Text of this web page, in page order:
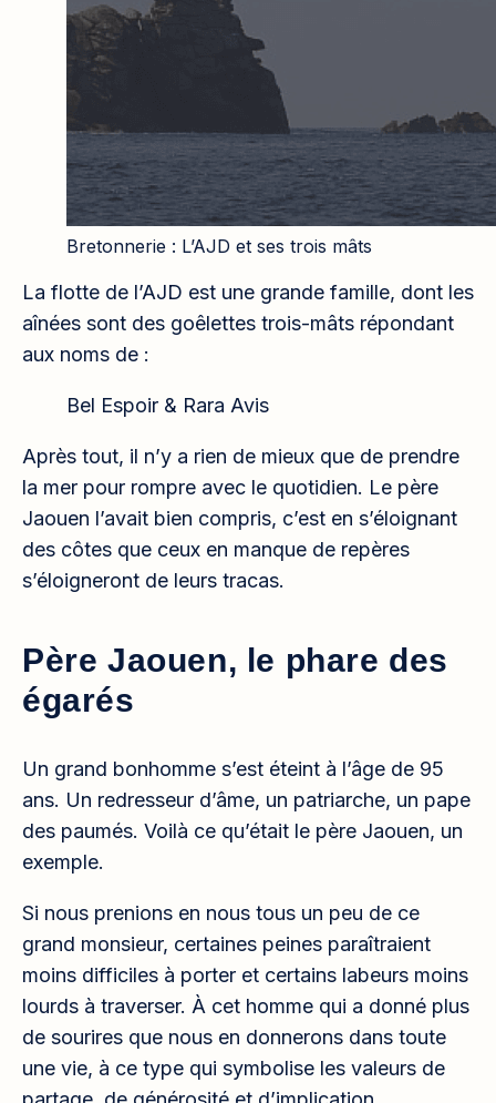
Bretonnerie : L’AJD et ses trois mâts
La flotte de l’AJD est une grande famille, dont les
aînées sont des goêlettes trois-mâts répondant
aux noms de :
Bel Espoir & Rara Avis
Après tout, il n’y a rien de mieux que de prendre
la mer pour rompre avec le quotidien. Le père
Jaouen l’avait bien compris, c’est en s’éloignant
des côtes que ceux en manque de repères
s’éloigneront de leurs tracas.
Père Jaouen, le phare des
égarés
Un grand bonhomme s’est éteint à l’âge de 95
ans. Un redresseur d’âme, un patriarche, un pape
des paumés. Voilà ce qu’était le père Jaouen, un
exemple.
Si nous prenions en nous tous un peu de ce
grand monsieur, certaines peines paraîtraient
moins difficiles à porter et certains labeurs moins
lourds à traverser. À cet homme qui a donné plus
de sourires que nous en donnerons dans toute
une vie, à ce type qui symbolise les valeurs de